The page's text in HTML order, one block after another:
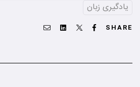
یادگیری زبان
SHARE
Facebook
Twitter
Linkedin
Email